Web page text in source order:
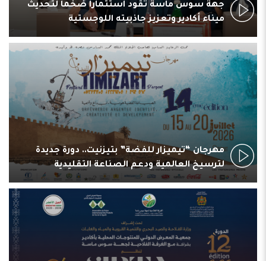
جهة سوس ماسة تقود استثماراً ضخماً لتحديث
ميناء أكادير وتعزيز جاذبيته اللوجستية
مهرجان “تيميزار للفضة” بتيزنيت.. دورة جديدة
لترسيخ العالمية ودعم الصناعة التقليدية